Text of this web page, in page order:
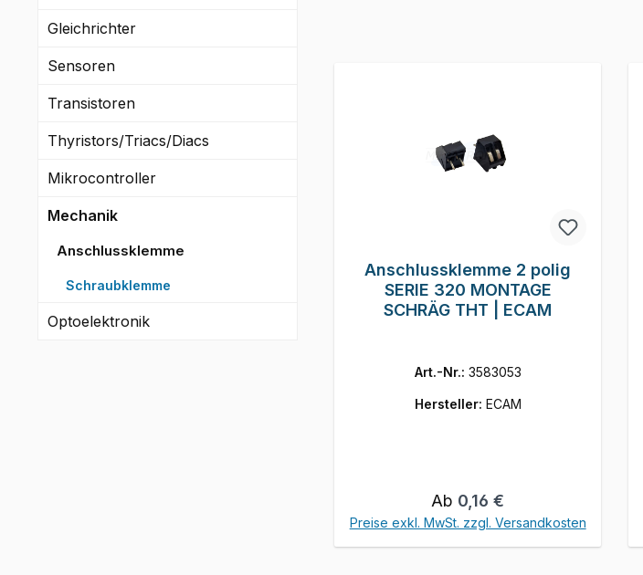
Gleichrichter
Sensoren
Transistoren
Thyristors/Triacs/Diacs
Mikrocontroller
Mechanik
Anschlussklemme
Schraubklemme
Optoelektronik
Anschlussklemme 2 polig
SERIE 320 MONTAGE
SCHRÄG THT | ECAM
Art.-Nr.: 3583053
Hersteller: ECAM
Regulärer Preis:
Ab 0,16 €
Preise exkl. MwSt. zzgl. Versandkosten